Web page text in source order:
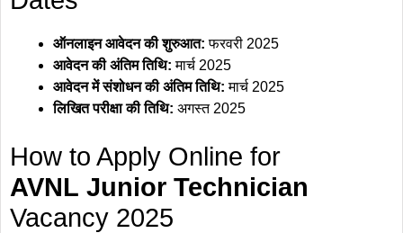
ऑनलाइन आवेदन की शुरुआत: फरवरी 2025
आवेदन की अंतिम तिथि: मार्च 2025
आवेदन में संशोधन की अंतिम तिथि: मार्च 2025
लिखित परीक्षा की तिथि: अगस्त 2025
How to Apply Online for
AVNL Junior Technician
Vacancy 2025